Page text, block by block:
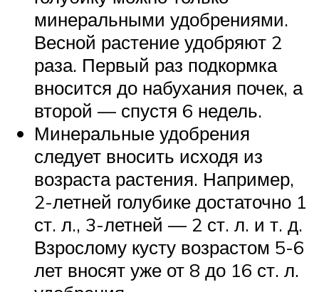
минеральными удобрениями.
Весной растение удобряют 2
раза. Первый раз подкормка
вносится до набухания почек, а
второй — спустя 6 недель.
Минеральные удобрения
следует вносить исходя из
возраста растения. Например,
2-летней голубике достаточно 1
ст. л., 3-летней — 2 ст. л. и т. д.
Взрослому кусту возрастом 5-6
лет вносят уже от 8 до 16 ст. л.